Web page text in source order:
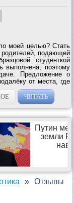
моей целью? Стать
родителей, подающей
студенткой
выполнена, поэтому
Предложение о
от места, где
город, конечно, как
ЧИТАТЬ
Отзывы